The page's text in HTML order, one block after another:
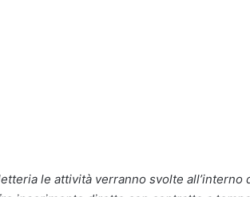
le attività verranno svolte all’interno